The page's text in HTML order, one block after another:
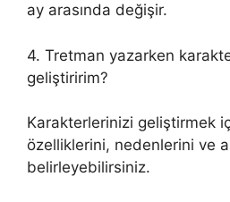
ay arasında değişir.
4. Tretman yazarken
geliştiririm?
Karakterlerinizi geliştirmek
özelliklerini, nedenlerini ve
belirleyebilirsiniz.